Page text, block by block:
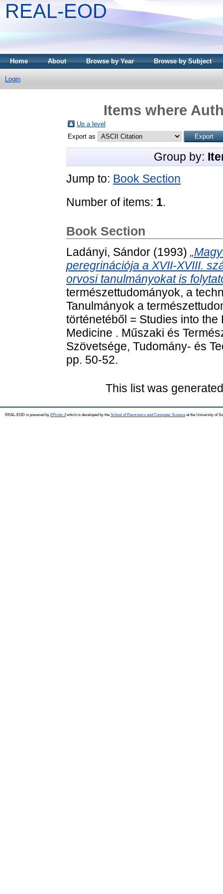
REAL-EOD
Home About Browse by Year Browse by Subject
Login
Items where
Up a level
Export as
Group by:
Jump to: Book Section
Number of items: 1.
Book Section
Ladányi, Sándor (1993)
peregrinációja a XVII-XVIII.
orvosi tanulmányokat is
természettudományok, a
Tanulmányok a
történetéből = Studies into
Medicine . Műszaki és
Szövetsége, Tudomány- és
pp. 50-52.
This list was
REAL-EOD is powered by EPrints 3which is developed by the School of Electronics and Computer Science at the University of